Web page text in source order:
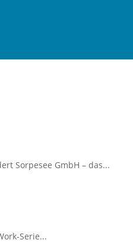
Sorpesee GmbH – das...
Serie...